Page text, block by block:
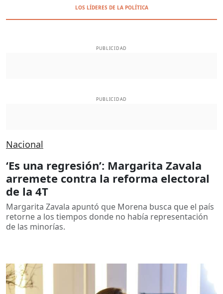
LOS LÍDERES DE LA POLÍTICA
PUBLICIDAD
PUBLICIDAD
Nacional
‘Es una regresión’: Margarita Zavala
arremete contra la reforma electoral
de la 4T
Margarita Zavala apuntó que Morena busca que el país
retorne a los tiempos donde no había representación
de las minorías.